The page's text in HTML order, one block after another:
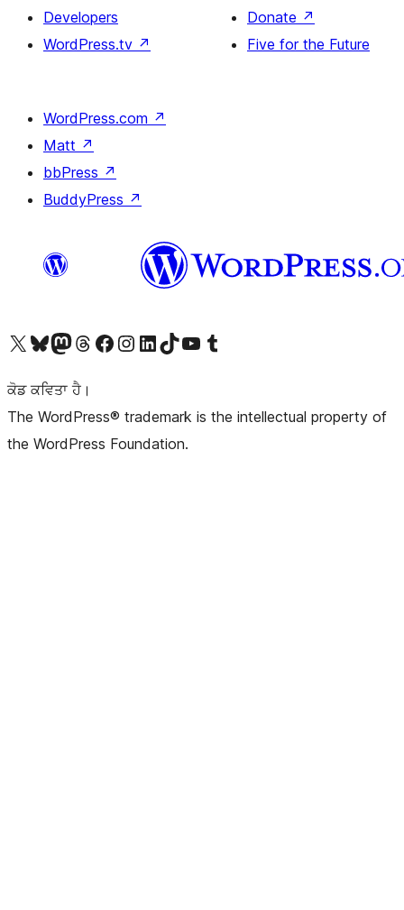
Developers
WordPress.tv ↗
Donate ↗
Five for the Future
WordPress.com ↗
Matt ↗
bbPress ↗
BuddyPress ↗
Visit our X (formerly Twitter) account
Visit our Bluesky account
Visit our Mastodon account
Visit our Threads account
Visit our Facebook pageVisit our Instagram account
Visit our LinkedIn account
Visit our TikTok account
Visit our YouTube channel
Visit our Tumblr account
ਕੋਡ ਕਵਿਤਾ ਹੈ।
The WordPress® trademark is the intellectual property of
the WordPress Foundation.